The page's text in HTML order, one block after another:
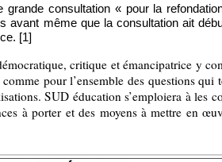
grande consultation « pour la
avant même que la consultation ait
[1]
critique et émancipatrice y
pour l’ensemble des questions qui
SUD éducation s’emploiera à les
à porter et des moyens à mettre en